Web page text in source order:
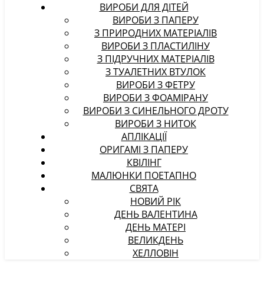
ВИРОБИ ДЛЯ ДІТЕЙ
ВИРОБИ З ПАПЕРУ
З ПРИРОДНИХ МАТЕРІАЛІВ
ВИРОБИ З ПЛАСТИЛІНУ
З ПІДРУЧНИХ МАТЕРІАЛІВ
З ТУАЛЕТНИХ ВТУЛОК
ВИРОБИ З ФЕТРУ
ВИРОБИ З ФОАМІРАНУ
ВИРОБИ З СИНЕЛЬНОГО ДРОТУ
ВИРОБИ З НИТОК
АПЛІКАЦІЇ
ОРИГАМІ З ПАПЕРУ
КВІЛІНГ
МАЛЮНКИ ПОЕТАПНО
СВЯТА
НОВИЙ РІК
ДЕНЬ ВАЛЕНТИНА
ДЕНЬ МАТЕРІ
ВЕЛИКДЕНЬ
ХЕЛЛОВІН